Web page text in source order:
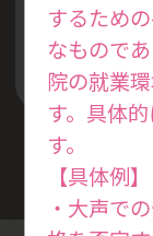
するため
なもので
院の就業
す。具体
す。
【具体例】
・大声で
丁寧